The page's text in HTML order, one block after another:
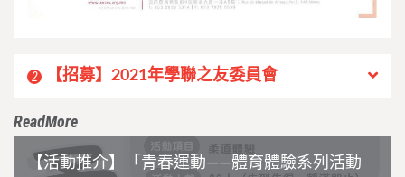
2 【招募】2021年學聯之友委員會
ReadMore
【活動推介】「青春運動——體育體驗系列活動